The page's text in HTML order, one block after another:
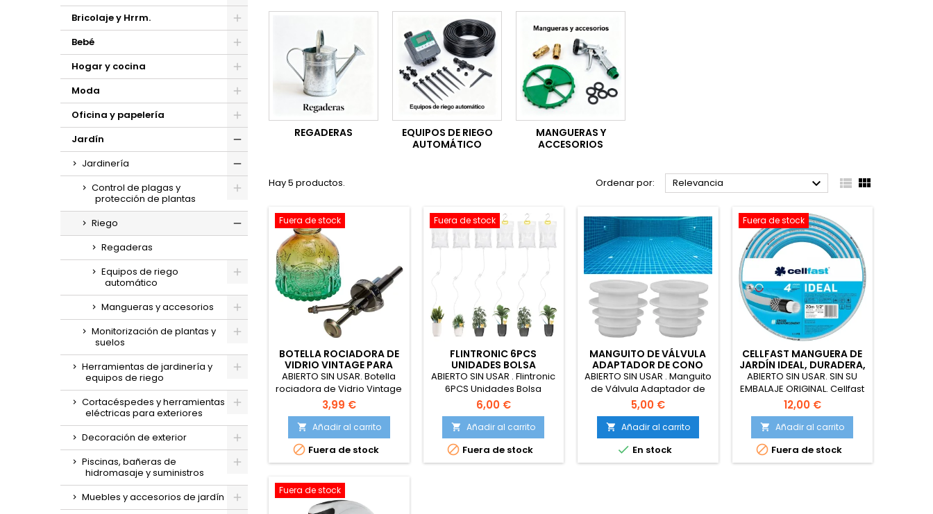
Bricolaje y Hrrm.
Bebé
Hogar y cocina
Moda
Oficina y papelería
Jardín
Jardinería
Control de plagas y
protección de plantas
Riego
Regaderas
Equipos de riego
automático
Mangueras y accesorios
Monitorización de plantas y
suelos
Herramientas de jardinería y
equipos de riego
Cortacéspedes y herramientas
eléctricas para exteriores
Decoración de exterior
Piscinas, bañeras de
hidromasaje y suministros
Muebles y accesorios de jardín
REGADERAS
EQUIPOS DE RIEGO
AUTOMÁTICO
MANGUERAS Y
ACCESORIOS
Hay 5 productos. Ordenar por: Relevancia   
Fuera de stock
BOTELLA ROCIADORA DE
VIDRIO VINTAGE PARA
PLANTAS, BOTELLA DE
RIEGO PARA SUCULENTAS
CON BOMBA SUPERIOR
ABIERTO SIN USAR. Botella
rociadora de Vidrio Vintage
para Plantas, Botella de
riego para suculentas con
Bomba Superior, rociador
de Plantas pequeñas,
regadera para Plantas de
Interior y Exterior,
3,99 €
 Añadir al carrito
 Fuera de stock
Fuera de stock
FLINTRONIC 6PCS
UNIDADES BOLSA
DISPOSITIVOS
AUTOMÁTICOS DE RIEGO
PARA PLANTAS
ABIERTO SIN USAR . Flintronic
6PCS Unidades Bolsa
Dispositivos Automáticos de
Riego Para Plantas, Sistema
AutomáTico de Riego de
Plantas, 3500ML, Para Jardín
BonsáIs, con Trampa
Atrapa Moscas*6,
6,00 €
 Añadir al carrito
 Fuera de stock
MANGUITO DE VÁLVULA
ADAPTADOR DE CONO
PARA LIMPIADOR DE
PISCINAS, 2 PIEZAS
ABIERTO SIN USAR . Manguito
de Válvula Adaptador de
Cono para Limpiador de
Piscinas, 2 Piezas de Fácil
Instalación, Material de
Silicona, Cono de
Manguera
5,00 €
 Añadir al carrito
 En stock
Fuera de stock
CELLFAST MANGUERA DE
JARDÍN IDEAL, DURADERA,
FLEXIBLE, 4 CAPAS.20 M.
ABIERTO SIN USAR. SIN SU
EMBALAJE ORIGINAL. Cellfast
Manguera de jardín IDEAL,
Duradera, Flexible, 4 Capas,
Trenzada Cruzada
Duradera, Resistente a los
rayos UV y a las algas,
Tecnología REACH, 27 Bar,
12,00 €
 Añadir al carrito
 Fuera de stock
Fuera de stock